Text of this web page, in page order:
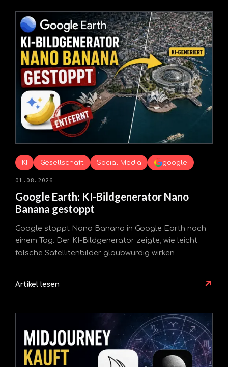
KI Gesellschaft Social Media google
01.08.2026
Google Earth: KI-Bildgenerator Nano
Banana gestoppt
Google stoppt Nano Banana in Google Earth nach
einem Tag. Der KI-Bildgenerator zeigte, wie leicht
falsche Satellitenbilder glaubwürdig wirken
Artikel lesen ↗